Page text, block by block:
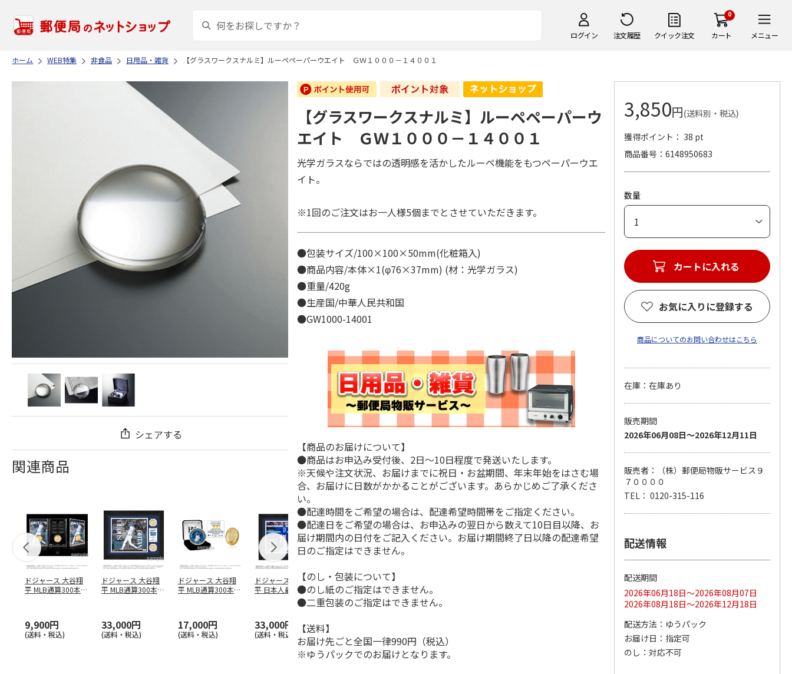
ログイン 注文履歴 クイック注文
0
カート メニュー
ホーム WEB特集 非食品 日用品・雑貨 【グラスワークスナルミ】ルーペペーパーウエイト ＧＷ１０００－１４００１
シェアする
関連商品
ドジャース 大谷翔
平 MLB通算300本塁
9,900円
(送料・税込)
ドジャース 大谷翔
平 MLB通算300本塁
33,000円
(送料・税込)
ドジャース 大谷翔
平 MLB通算300本塁
17,000円
(送料・税込)
ドジャース 大谷翔
平 日本人最多53試
合連続出塁記念 ダ
33,000円
(送料・税込)
MLB ドジャース 大
谷翔平 2026 NL 3・
4月投手…
平 日本人最多53試
合連続出塁記念 コ
イ…
ドジャース 大谷翔
平 日本人最多53試
合連続出塁記念 シ
ル…
17,000円
(送料・税込)
谷翔平 2026 NL 3・
4月投手…
【グラスワークスナルミ】ルーペペーパーウ
エイト ＧＷ１０００－１４００１
光学ガラスならではの透明感を活かしたルーペ機能をもつペーパーウエ
イト。
※1回のご注文はお一人様5個までとさせていただきます。
●包装サイズ/100×100×50mm(化粧箱入)
●商品内容/本体×1(φ76×37mm) (材：光学ガラス)
●重量/420g
●生産国/中華人民共和国
●GW1000-14001
【商品のお届けについて】
●商品はお申込み受付後、2日～10日程度で発送いたします。
※天候や注文状況、お届けまでに祝日・お盆期間、年末年始をはさむ場
合、お届けに日数がかかることがございます。あらかじめご了承くださ
い。
●配達時間をご希望の場合は、配達希望時間帯をご指定ください。
●配達日をご希望の場合は、お申込みの翌日から数えて10日目以降、お
届け期間内の日付をご記入ください。お届け期間終了日以降の配達希望
日のご指定はできません。
【のし・包装について】
●のし紙のご指定はできません。
●二重包装のご指定はできません。
【送料】
お届け先ごと全国一律990円（税込）
※ゆうパックでのお届けとなります。
3,850円(送料別・税込)
獲得ポイント： 38 pt
商品番号
6148950683
数量
カートに入れる
お気に入りに登録する
商品についてのお問い合わせはこちら
在庫：在庫あり
販売期間
2026年06月08日～2026年12月11日
販売者：（株）郵便局物販サービス９
７００００
TEL： 0120-315-116
配送情報
配送期間
2026年06月18日～2026年08月07日
2026年08月18日～2026年12月18日
配送方法
ゆうパック
お届け日
指定可
のし
対応不可